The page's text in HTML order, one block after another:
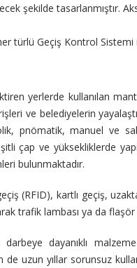
şekilde tasarlanmıştır.
türlü Geçiş Kontrol Sistemi
yerlerde kullanılan
ve belediyelerin
pnömatik, manuel ve
çap ve yüksekliklerde
bulunmaktadır.
(RFID), kartlı geçiş,
trafik lambası ya da
dayanıklı
uzun yıllar sorunsuz